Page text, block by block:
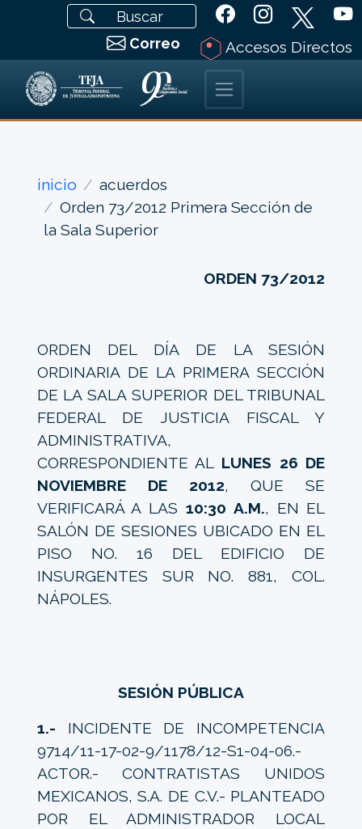
Correo Accesos Directos
inicio
acuerdos
Orden 73/2012 Primera Sección de
la Sala Superior
ORDEN 73/2012
ORDEN DEL DÍA DE LA SESIÓN
ORDINARIA DE LA PRIMERA SECCIÓN
DE LA SALA SUPERIOR DEL TRIBUNAL
FEDERAL DE JUSTICIA FISCAL Y
ADMINISTRATIVA,
CORRESPONDIENTE AL LUNES 26 DE
NOVIEMBRE DE 2012, QUE SE
VERIFICARÁ A LAS 10:30 A.M., EN EL
SALÓN DE SESIONES UBICADO EN EL
PISO NO. 16 DEL EDIFICIO DE
INSURGENTES SUR NO. 881, COL.
NÁPOLES.
SESIÓN PÚBLICA
1.- INCIDENTE DE INCOMPETENCIA
9714/11-17-02-9/1178/12-S1-04-06.-
ACTOR.- CONTRATISTAS UNIDOS
MEXICANOS, S.A. DE C.V.- PLANTEADO
POR EL ADMINISTRADOR LOCAL